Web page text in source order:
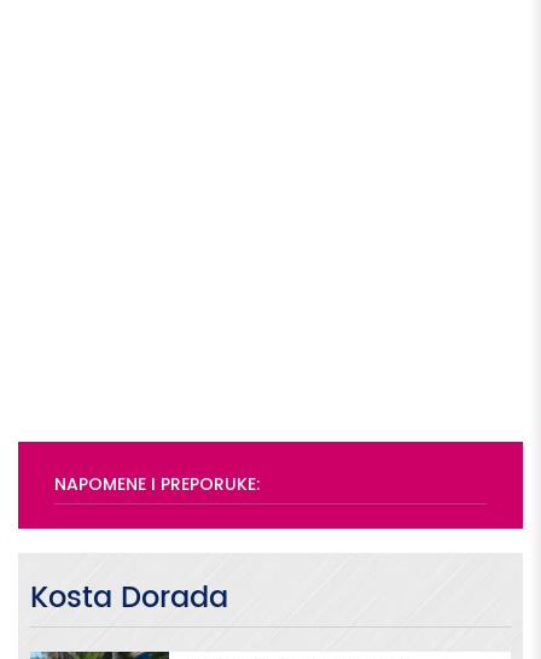
NAPOMENE I PREPORUKE:
Kosta Dorada